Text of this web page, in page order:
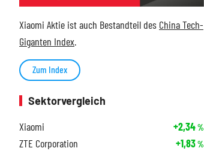
Xiaomi Aktie ist auch Bestandteil des China Tech-
Giganten Index.
Zum Index
Sektorvergleich
Xiaomi
+2,34%
ZTE Corporation +1,83%